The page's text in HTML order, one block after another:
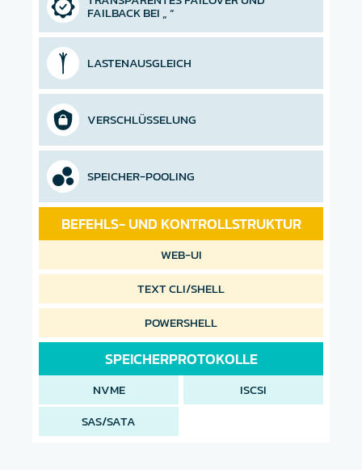
FAILBACK BEI“
LASTENAUSGLEICH
VERSCHLÜSSELUNG
SPEICHER-POOLING
BEFEHLS- UND KONTROLLSTRUKTUR
WEB-UI
TEXT CLI/SHELL
POWERSHELL
SPEICHERPROTOKOLLE
NVME
ISCSI
SAS/SATA